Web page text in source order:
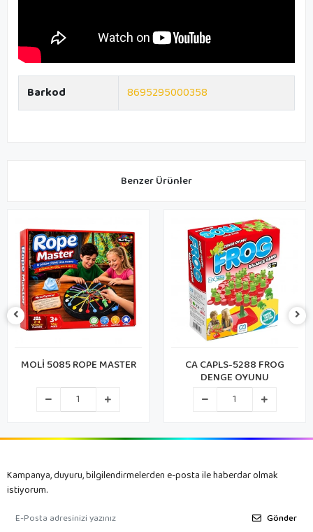
Barkod 8695295000358
Benzer Ürünler
MOLİ 5085 ROPE MASTER CA CAPLS-5288 FROG
DENGE OYUNU
Kampanya, duyuru, bilgilendirmelerden e-posta ile haberdar olmak
istiyorum.
Gönder